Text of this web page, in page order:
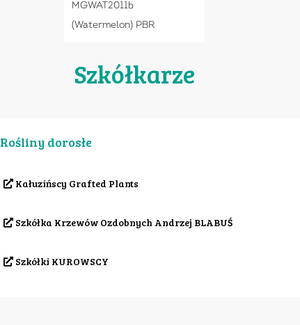
MGWAT2011b
(Watermelon) PBR
Szkółkarze
Rośliny dorosłe
Kałuzińscy Grafted Plants
Szkółka Krzewów Ozdobnych Andrzej BLABUŚ
Szkółki KUROWSCY